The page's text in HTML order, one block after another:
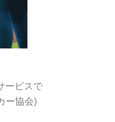
ービスで
ー協会)